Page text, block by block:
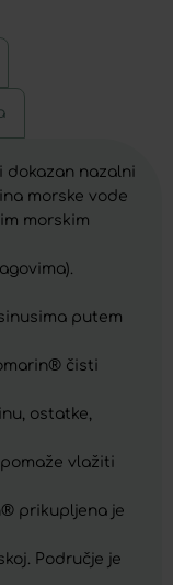
dokazan nazalni
morske vode
morskim
putem
čisti
ostatke,
vlažiti
prikupljena je
Područje je